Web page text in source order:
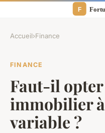
Accueil›Finance
FINANCE
Faut-il
immobilier
variable ?